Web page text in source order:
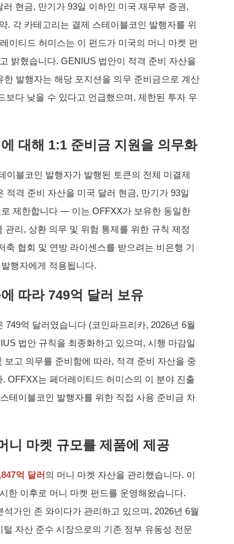
현금, 만기가 93일 이하인 미국 재무부 증권,
. 각 카테고리는 결제 스테이블코인 발행자를 위
이티드 허미스는 이 펀드가 미국의 머니 마켓 펀
밝혔습니다. GENIUS 법안이 적격 준비 자산을
발행자는 해당 포지션을 의무 준비금으로 계산
다 낮을 수 있다고 언급했으며, 제한된 투자 우
대해 1:1 준비금 지원을 의무화
이블코인 발행자가 발행된 토큰의 전체 미결제
적격 준비 자산을 미국 달러 현금, 만기가 93일
제한합니다 — 이는 OFFXX가 보유한 동일한
관리, 상환 의무 및 위험 통제를 위한 규칙 제정
협회 및 연방 라이센스를 받으려는 비은행 기
행자에게 적용됩니다.
따라 749억 달러 보유
억 달러였습니다 (코인파프리카, 2026년 6월
법안 규칙을 최종화하고 있으며, 시행 마감일
고 의무를 준비함에 따라, 적격 준비 자산을 중
OFFXX는 페더레이티드 허미스의 이 분야 진출
테이블코인 발행자를 위한 직접 사용 준비금 차
니 마켓 규모를 제품에 제공
억 달러의 머니 마켓 자산을 관리했습니다. 이
한 이후로 머니 마켓 펀드를 운영해왔습니다.
가인 존 와이다가 관리하고 있으며, 2026년 6월
자산 준수 시장으로의 기존 정부 유동성 전문